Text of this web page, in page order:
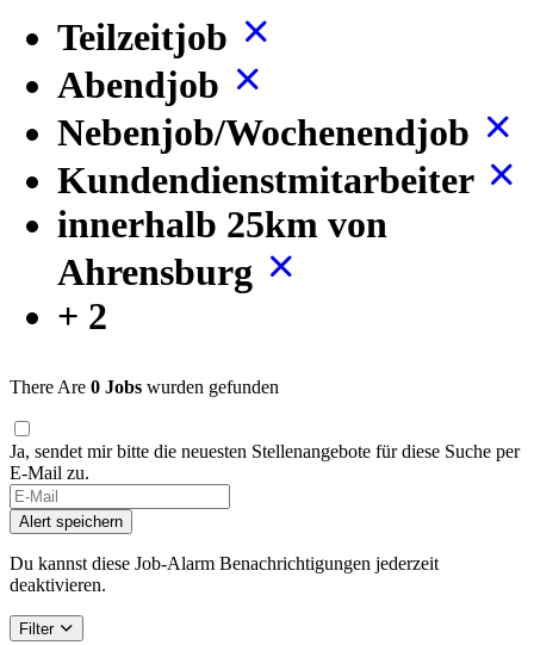
Teilzeitjob
Abendjob
Nebenjob/Wochenendjob
Kundendienstmitarbeiter
innerhalb 25km von
Ahrensburg
+ 2
There Are 0 Jobs wurden gefunden
Ja, sendet mir bitte die neuesten Stellenangebote für diese Suche per
E-Mail zu.
Alert speichern
Du kannst diese Job-Alarm Benachrichtigungen jederzeit
deaktivieren.
Filter